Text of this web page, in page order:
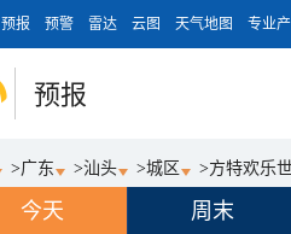
预报 预警 雷达 云图 天气地图 专业
预报
>广东 >汕头 >城区 >方特欢乐
今天 周末